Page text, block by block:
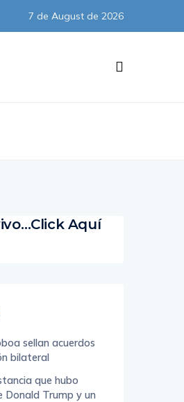
7 de August de 2026
Aquí
sellan acuerdos
bilateral
que hubo
Donald Trump y un